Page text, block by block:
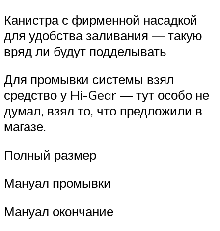
Канистра с фирменной насадкой
для удобства заливания — такую
вряд ли будут подделывать
Для промывки системы взял
средство у Hi-Gear — тут особо не
думал, взял то, что предложили в
магазе.
Полный размер
Мануал промывки
Мануал окончание